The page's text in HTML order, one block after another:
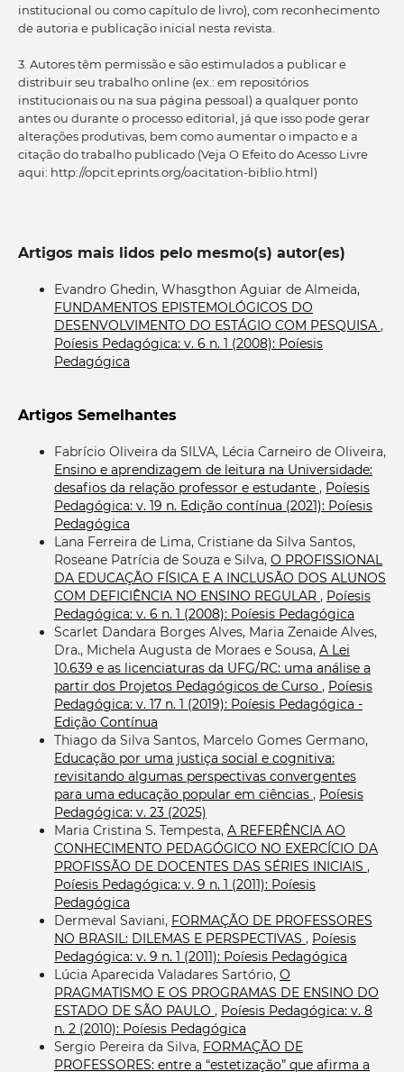
institucional ou como capítulo de livro), com reconhecimento
de autoria e publicação inicial nesta revista.
3. Autores têm permissão e são estimulados a publicar e
distribuir seu trabalho online (ex.: em repositórios
institucionais ou na sua página pessoal) a qualquer ponto
antes ou durante o processo editorial, já que isso pode gerar
alterações produtivas, bem como aumentar o impacto e a
citação do trabalho publicado (Veja O Efeito do Acesso Livre
aqui: http://opcit.eprints.org/oacitation-biblio.html)
Artigos mais lidos pelo mesmo(s) autor(es)
Evandro Ghedin, Whasgthon Aguiar de Almeida,
FUNDAMENTOS EPISTEMOLÓGICOS DO
DESENVOLVIMENTO DO ESTÁGIO COM PESQUISA ,
Poíesis Pedagógica: v. 6 n. 1 (2008): Poíesis
Pedagógica
Artigos Semelhantes
Fabrício Oliveira da SILVA, Lécia Carneiro de Oliveira,
Ensino e aprendizagem de leitura na Universidade:
desafios da relação professor e estudante , Poíesis
Pedagógica: v. 19 n. Edição contínua (2021): Poíesis
Pedagógica
Lana Ferreira de Lima, Cristiane da Silva Santos,
Roseane Patrícia de Souza e Silva, O PROFISSIONAL
DA EDUCAÇÃO FÍSICA E A INCLUSÃO DOS ALUNOS
COM DEFICIÊNCIA NO ENSINO REGULAR , Poíesis
Pedagógica: v. 6 n. 1 (2008): Poíesis Pedagógica
Scarlet Dandara Borges Alves, Maria Zenaide Alves,
Dra., Michela Augusta de Moraes e Sousa, A Lei
10.639 e as licenciaturas da UFG/RC: uma análise a
partir dos Projetos Pedagógicos de Curso , Poíesis
Pedagógica: v. 17 n. 1 (2019): Poíesis Pedagógica -
Edição Contínua
Thiago da Silva Santos, Marcelo Gomes Germano,
Educação por uma justiça social e cognitiva:
revisitando algumas perspectivas convergentes
para uma educação popular em ciências , Poíesis
Pedagógica: v. 23 (2025)
Maria Cristina S. Tempesta, A REFERÊNCIA AO
CONHECIMENTO PEDAGÓGICO NO EXERCÍCIO DA
PROFISSÃO DE DOCENTES DAS SÉRIES INICIAIS ,
Poíesis Pedagógica: v. 9 n. 1 (2011): Poíesis
Pedagógica
Dermeval Saviani, FORMAÇÃO DE PROFESSORES
NO BRASIL: DILEMAS E PERSPECTIVAS , Poíesis
Pedagógica: v. 9 n. 1 (2011): Poíesis Pedagógica
Lúcia Aparecida Valadares Sartório, O
PRAGMATISMO E OS PROGRAMAS DE ENSINO DO
ESTADO DE SÃO PAULO , Poíesis Pedagógica: v. 8
n. 2 (2010): Poíesis Pedagógica
Sergio Pereira da Silva, FORMAÇÃO DE
PROFESSORES: entre a “estetização” que afirma a